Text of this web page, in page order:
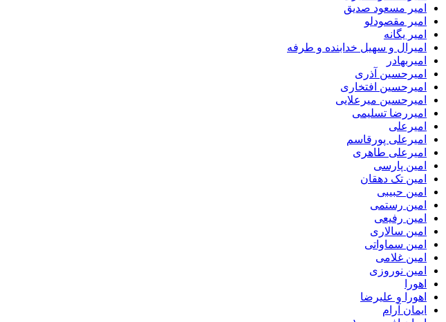
امیر مسعود صدیق
امیر مقصودلو
امیر یگانه
امیرال و سهیل خدابنده و طرفه
امیربهادر
امیرحسین آذری
امیرحسین افتخاری
امیرحسین میرعلایی
امیررضا تسلیمی
امیرعلی
امیرعلی پورقاسم
امیرعلی طاهری
امین پارسی
امین تک دهقان
امین حبیبی
امین رستمی
امین رفیعی
امین سالاری
امین سماواتی
امین غلامی
امین نوروزی
اهورا
اهورا و علیرضا
ایمان آرام